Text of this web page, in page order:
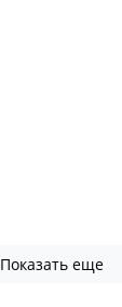
Показать еще